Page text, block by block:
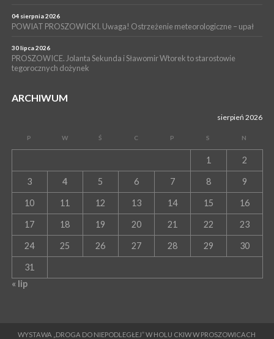
Szpitalu im. Ojca Rafała z Proszowic już działa
04 sierpnia 2026
POWIAT PROSZOWICKI. Uwaga! Ostrzeżenie meteorologiczne – upał
30 lipca 2026
PROSZOWICE. Jolanta Sekunda i Sławomir Wtorek to starostowie
tegorocznych dożynek
ARCHIWUM
sierpień 2026
P W Ś C P S N
1 2
3 4 5 6 7 8 9
10 11 12 13 14 15 16
17 18 19 20 21 22 23
24 25 26 27 28 29 30
31
« lip
WYSTAWA „DROGA DO NIEPODLEGŁEJ” W HOLU CKIW W PROSZOWICACH